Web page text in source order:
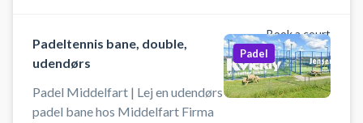
Book a court
Padeltennis bane, double,
udendørs
Padel Middelfart | Lej en udendørs
padel bane hos Middelfart Firma
Padel